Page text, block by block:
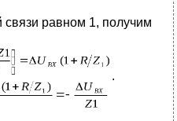
равном 1, получим
.